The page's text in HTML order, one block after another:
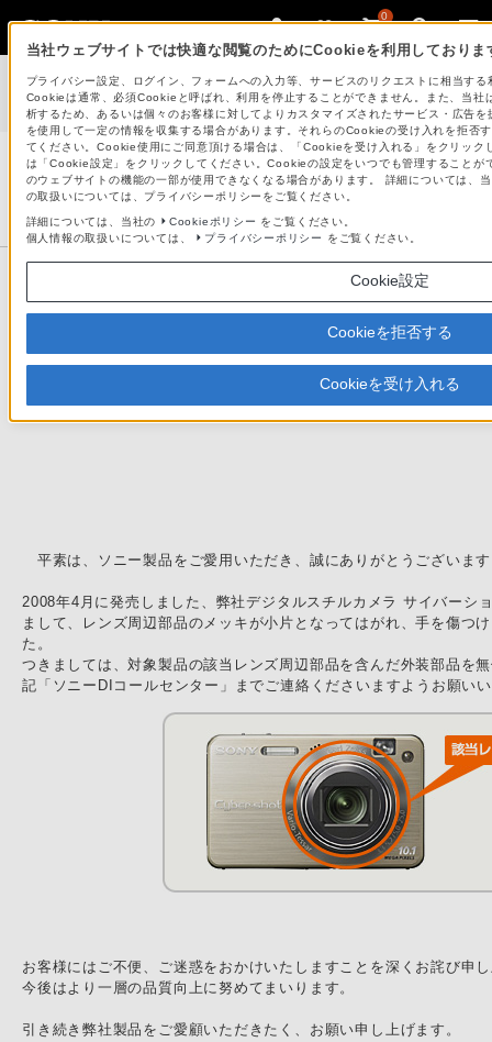
0
デジタルスチルカメラ サイバーショット>
デジタルスチルカメラ サ
イバーショット「DSC-W170」外装部品 無償交換のお知らせとお詫
デジタルスチルカメラ サイバーショット
サポート・お問い合わせ
デジタルスチルカメラ サイバーショット「DSC-
とお詫び
平素は、ソニー製品をご愛用いただき、誠にありがとうございま
2008年4月に発売しました、弊社デジタルスチルカメラ サイバーシ
まして、レンズ周辺部品のメッキが小片となってはがれ、手を傷つ
た。
つきましては、対象製品の該当レンズ周辺部品を含んだ外装部品を
記「ソニーDIコールセンター」までご連絡くださいますようお願い
お客様にはご不便、ご迷惑をおかけいたしますことを深くお詫び申
今後はより一層の品質向上に努めてまいります。
引き続き弊社製品をご愛顧いただきたく、お願い申し上げます。
当社ウェブサイトでは快適な閲覧のためにCookieを利用しておりま
プライバシー設定、ログイン、フォームへの入力等、サービスのリクエストに相当す
Cookieは通常、必須Cookieと呼ばれ、利用を停止することができません。また、当社
析するため、あるいは個々のお客様に対してよりカスタマイズされたサービス・広告
を使用して一定の情報を収集する場合があります。それらのCookieの受け入れを拒否
てください。Cookie使用にご同意頂ける場合は、「Cookieを受け入れる」をクリッ
は「Cookie設定」をクリックしてください。Cookieの設定をいつでも管理すること
のウェブサイトの機能の一部が使用できなくなる場合があります。 詳細については、
の取扱いについては、プライバシーポリシーをご覧ください。
詳細については、当社の Cookieポリシー をご覧ください。
個人情報の取扱いについては、
プライバシーポリシー をご覧ください。
Cookie設定
Cookieを拒否する
Cookieを受け入れる